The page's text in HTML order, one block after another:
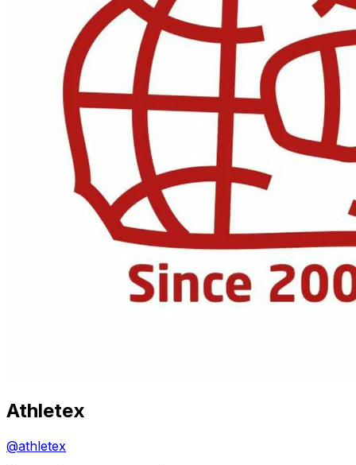
Athletex
@athletex